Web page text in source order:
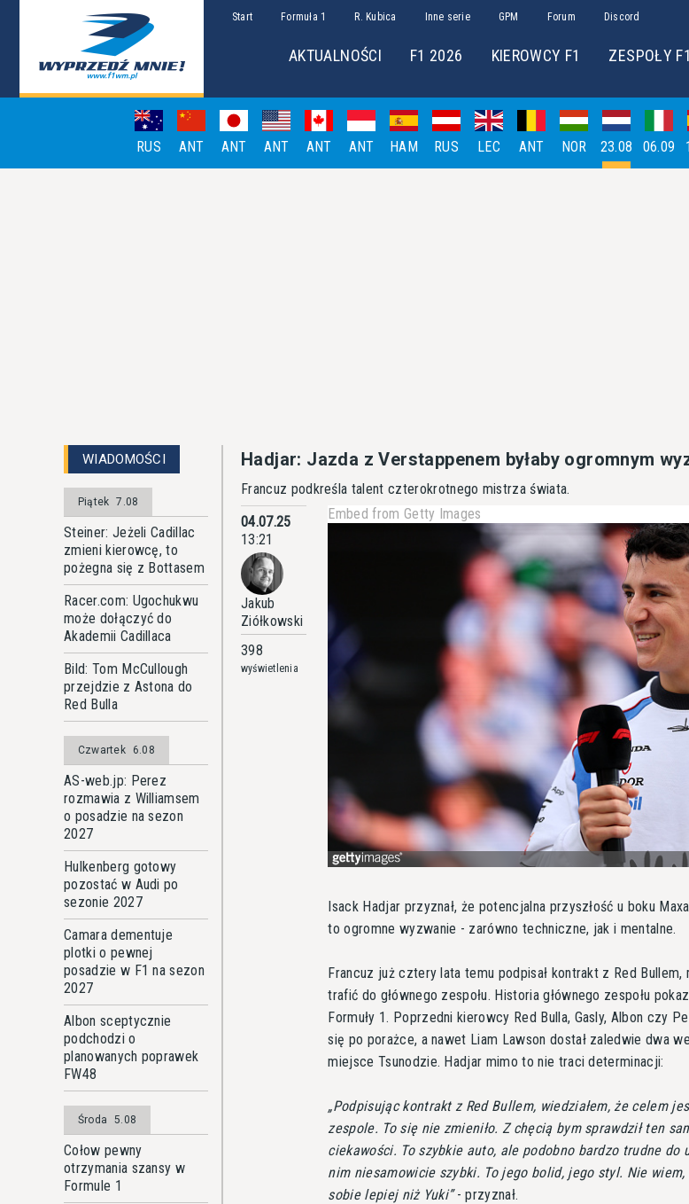
Start Formuła 1 R. Kubica Inne serie GPM Forum Discord
AKTUALNOŚCI F1 2026 KIEROWCY F1 ZESPOŁY F1
RUS ANT ANT ANT ANT ANT HAM RUS LEC ANT NOR 23.08 06.09
WIADOMOŚCI
Piątek 7.08
Steiner: Jeżeli Cadillac
zmieni kierowcę, to
pożegna się z Bottasem
Racer.com: Ugochukwu
może dołączyć do
Akademii Cadillaca
Bild: Tom McCullough
przejdzie z Astona do
Red Bulla
Czwartek 6.08
AS-web.jp: Perez
rozmawia z Williamsem
o posadzie na sezon
2027
Hulkenberg gotowy
pozostać w Audi po
sezonie 2027
Camara dementuje
plotki o pewnej
posadzie w F1 na sezon
2027
Albon sceptycznie
podchodzi o
planowanych poprawek
FW48
Środa 5.08
Cołow pewny
otrzymania szansy w
Formule 1
Hadjar: Jazda z Verstappenem byłaby ogromnym
Francuz podkreśla talent czterokrotnego mistrza świata.
04.07.25
13:21
Jakub
Ziółkowski
398
wyświetlenia
Embed from Getty Images
Isack Hadjar przyznał, że potencjalna przyszłość u boku
to ogromne wyzwanie - zarówno techniczne, jak i mentalne.
Francuz już cztery lata temu podpisał kontrakt z Red
trafić do głównego zespołu. Historia głównego zespołu
Formuły 1. Poprzedni kierowcy Red Bulla, Gasly, Albon czy
się po porażce, a nawet Liam Lawson dostał zaledwie dwa
miejsce Tsunodzie. Hadjar mimo to nie traci determinacji:
Podpisując kontrakt z Red Bullem, wiedziałem, że celem
zespole. To się nie zmieniło. Z chęcią bym sprawdził ten
ciekawości. To szybkie auto, ale podobno bardzo trudne do
nim niesamowicie szybki. To jego bolid, jego styl. Nie wiem,
sobie lepiej niż Yuki - przyznał.